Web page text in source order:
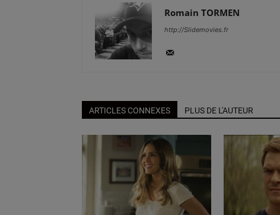
Romain TORMEN
http://Slidemovies.fr
ARTICLES CONNEXES PLUS DE L'AUTEUR